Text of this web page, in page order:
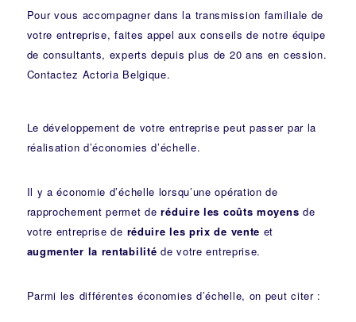
Pour vous accompagner dans la transmission familiale de
votre entreprise, faites appel aux conseils de notre équipe
de consultants, experts depuis plus de 20 ans en cession.
Contactez Actoria Belgique.
Le développement de votre entreprise peut passer par la
réalisation d’économies d’échelle.
Il y a économie d’échelle lorsqu’une opération de
rapprochement permet deréduire les coûts moyens de
votre entreprise de réduire les prix de vente et
augmenter la rentabilité de votre entreprise.
Parmi les différentes économies d’échelle, on peut citer :